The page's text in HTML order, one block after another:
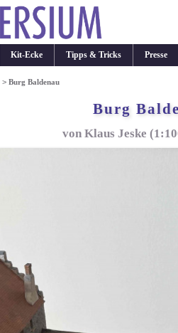
Kit-Ecke Tipps & Tricks Presse
>Burg Baldenau
Burg
von Klaus Jeske